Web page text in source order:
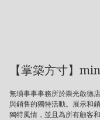
【掌築方寸】
無瑣事事事務所於崇光啟德
與銷售的獨特活動。展示和
獨特風情，並且為所有顧客